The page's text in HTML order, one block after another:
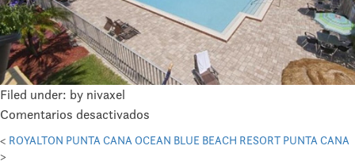
Filed under: by nivaxel
Comentarios desactivados
ROOMBA
< ROYALTON PUNTA CANA OCEAN BLUE BEACH RESORT PUNTA CANA
>